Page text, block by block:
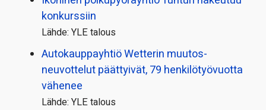
konkurssiin
Lähde: YLE talous
Autokauppayhtiö Wetterin muutos­
neuvottelut päättyivät, 79 henkilö­työvuotta
vähenee
Lähde: YLE talous